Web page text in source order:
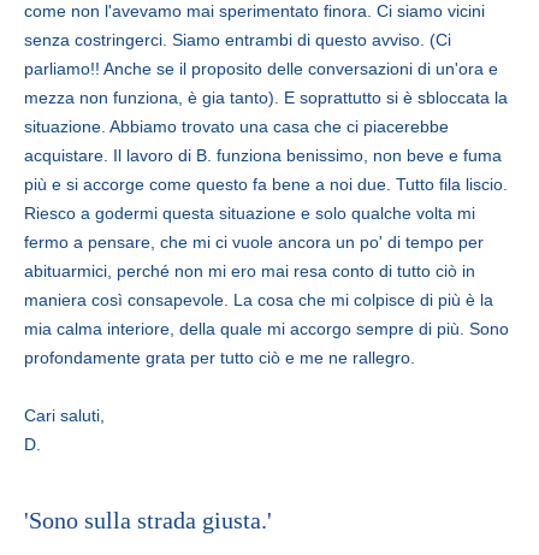
come non l'avevamo mai sperimentato finora. Ci siamo vicini
senza costringerci. Siamo entrambi di questo avviso. (Ci
parliamo!! Anche se il proposito delle conversazioni di un'ora e
mezza non funziona, è gia tanto). E soprattutto si è sbloccata la
situazione. Abbiamo trovato una casa che ci piacerebbe
acquistare. Il lavoro di B. funziona benissimo, non beve e fuma
più e si accorge come questo fa bene a noi due. Tutto fila liscio.
Riesco a godermi questa situazione e solo qualche volta mi
fermo a pensare, che mi ci vuole ancora un po' di tempo per
abituarmici, perché non mi ero mai resa conto di tutto ciò in
maniera così consapevole. La cosa che mi colpisce di più è la
mia calma interiore, della quale mi accorgo sempre di più. Sono
profondamente grata per tutto ciò e me ne rallegro.
Cari saluti,
D.
'Sono sulla strada giusta.'